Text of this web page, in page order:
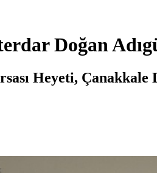
Doğan
Heyeti, Çanakkale